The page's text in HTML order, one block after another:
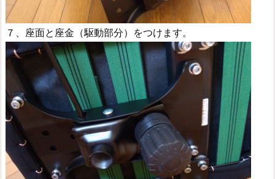
７、座面と座金（駆動部分）をつけます。